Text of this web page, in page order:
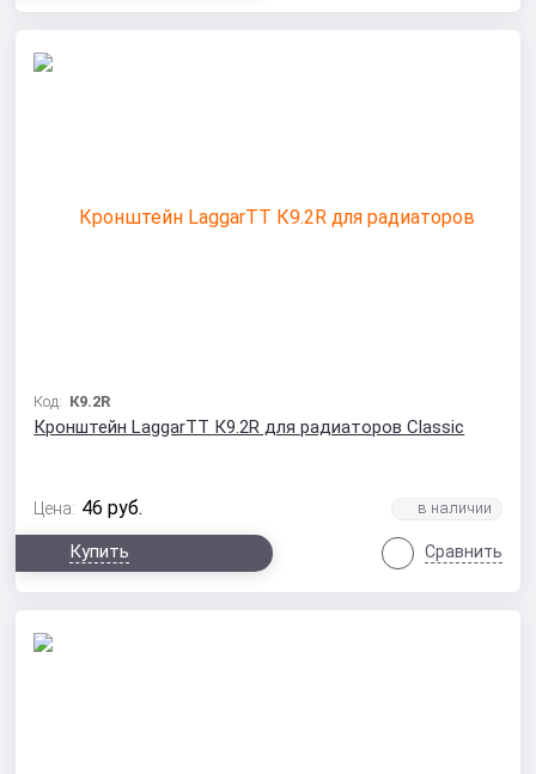
Код: К9.2R
Кронштейн LaggarTT К9.2R для радиаторов Classic
Цена: 46 руб.
Купить Сравнить